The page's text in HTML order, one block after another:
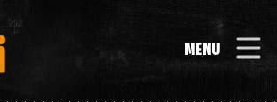
MENU